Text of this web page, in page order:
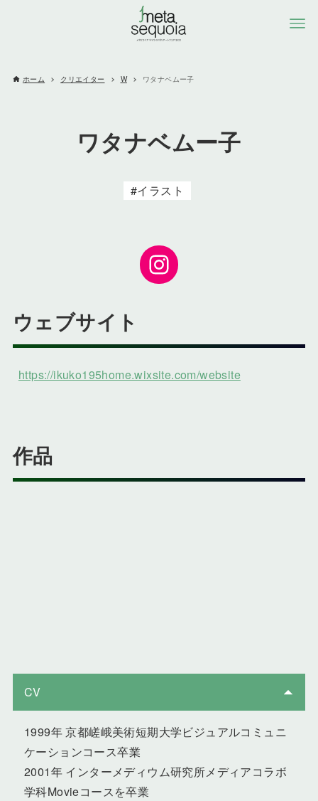
ホーム クリエイター W ワタナベムー子
ワタナベムー子
イラスト
Instagram
ウェブサイト
https://ikuko195home.wixsite.com/website
作品
CV
1999年 京都嵯峨美術短期大学ビジュアルコミュニ
ケーションコース卒業
2001年 インターメディウム研究所メディアコラボ
学科Movieコースを卒業